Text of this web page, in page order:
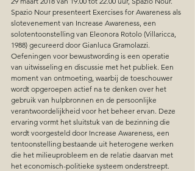
Spazio Nour presenteert Exercises for Awareness als
slotevenement van Increase Awareness, een
solotentoonstelling van Eleonora Rotolo (Villaricca,
1988) gecureerd door Gianluca Gramolazzi.
Oefeningen voor bewustwording is een operatie
van uitwisseling en discussie met het publiek. Een
moment van ontmoeting, waarbij de toeschouwer
wordt opgeroepen actief na te denken over het
gebruik van hulpbronnen en de persoonlijke
verantwoordelijkheid voor het beheer ervan. Deze
ervaring vormt het sluitstuk van de bezinning die
wordt voorgesteld door Increase Awareness, een
tentoonstelling bestaande uit heterogene werken
die het milieuprobleem en de relatie daarvan met
het economisch-politieke systeem onderstreept.